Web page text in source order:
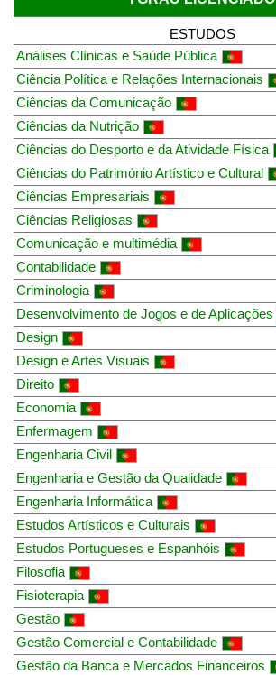
ESTUDOS
Análises Clínicas e Saúde Pública
Ciência Política e Relações Internacionais
Ciências da Comunicação
Ciências da Nutrição
Ciências do Desporto e da Atividade Física
Ciências do Património Artístico e Cultural
Ciências Empresariais
Ciências Religiosas
Comunicação e multimédia
Contabilidade
Criminologia
Desenvolvimento de Jogos e de Aplicações
Design
Design e Artes Visuais
Direito
Economia
Enfermagem
Engenharia Civil
Engenharia e Gestão da Qualidade
Engenharia Informática
Estudos Artísticos e Culturais
Estudos Portugueses e Espanhóis
Filosofia
Fisioterapia
Gestão
Gestão Comercial e Contabilidade
Gestão da Banca e Mercados Financeiros